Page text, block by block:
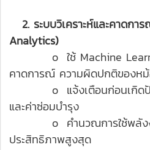
2. ระบบวิเคราะห์และคาดก
Analytics)
o ใช้ Machine
คาดการณ์ ความผิดปกติของหม้
o แจ้งเตือนก่อนเกิดปัญ
และค่าซ่อมบำรุง
o คำนวณการใช้พลังงา
ประสิทธิภาพสูงสุด